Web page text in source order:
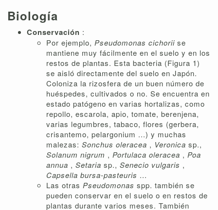
Biología
Conservación :
Por ejemplo, Pseudomonas cichorii se
mantiene muy fácilmente en el suelo y en los
restos de plantas. Esta bacteria (Figura 1)
se aisló directamente del suelo en Japón.
Coloniza la rizosfera de un buen número de
huéspedes, cultivados o no. Se encuentra en
estado patógeno en varias hortalizas, como
repollo, escarola, apio, tomate, berenjena,
varias legumbres, tabaco, flores (gerbera,
crisantemo, pelargonium ...) y muchas
malezas: Sonchus oleracea , Veronica sp.,
Solanum nigrum , Portulaca oleracea , Poa
annua , Setaria sp., Senecio vulgaris ,
Capsella bursa-pasteuris ...
Las otras Pseudomonas spp. también se
pueden conservar en el suelo o en restos de
plantas durante varios meses. También